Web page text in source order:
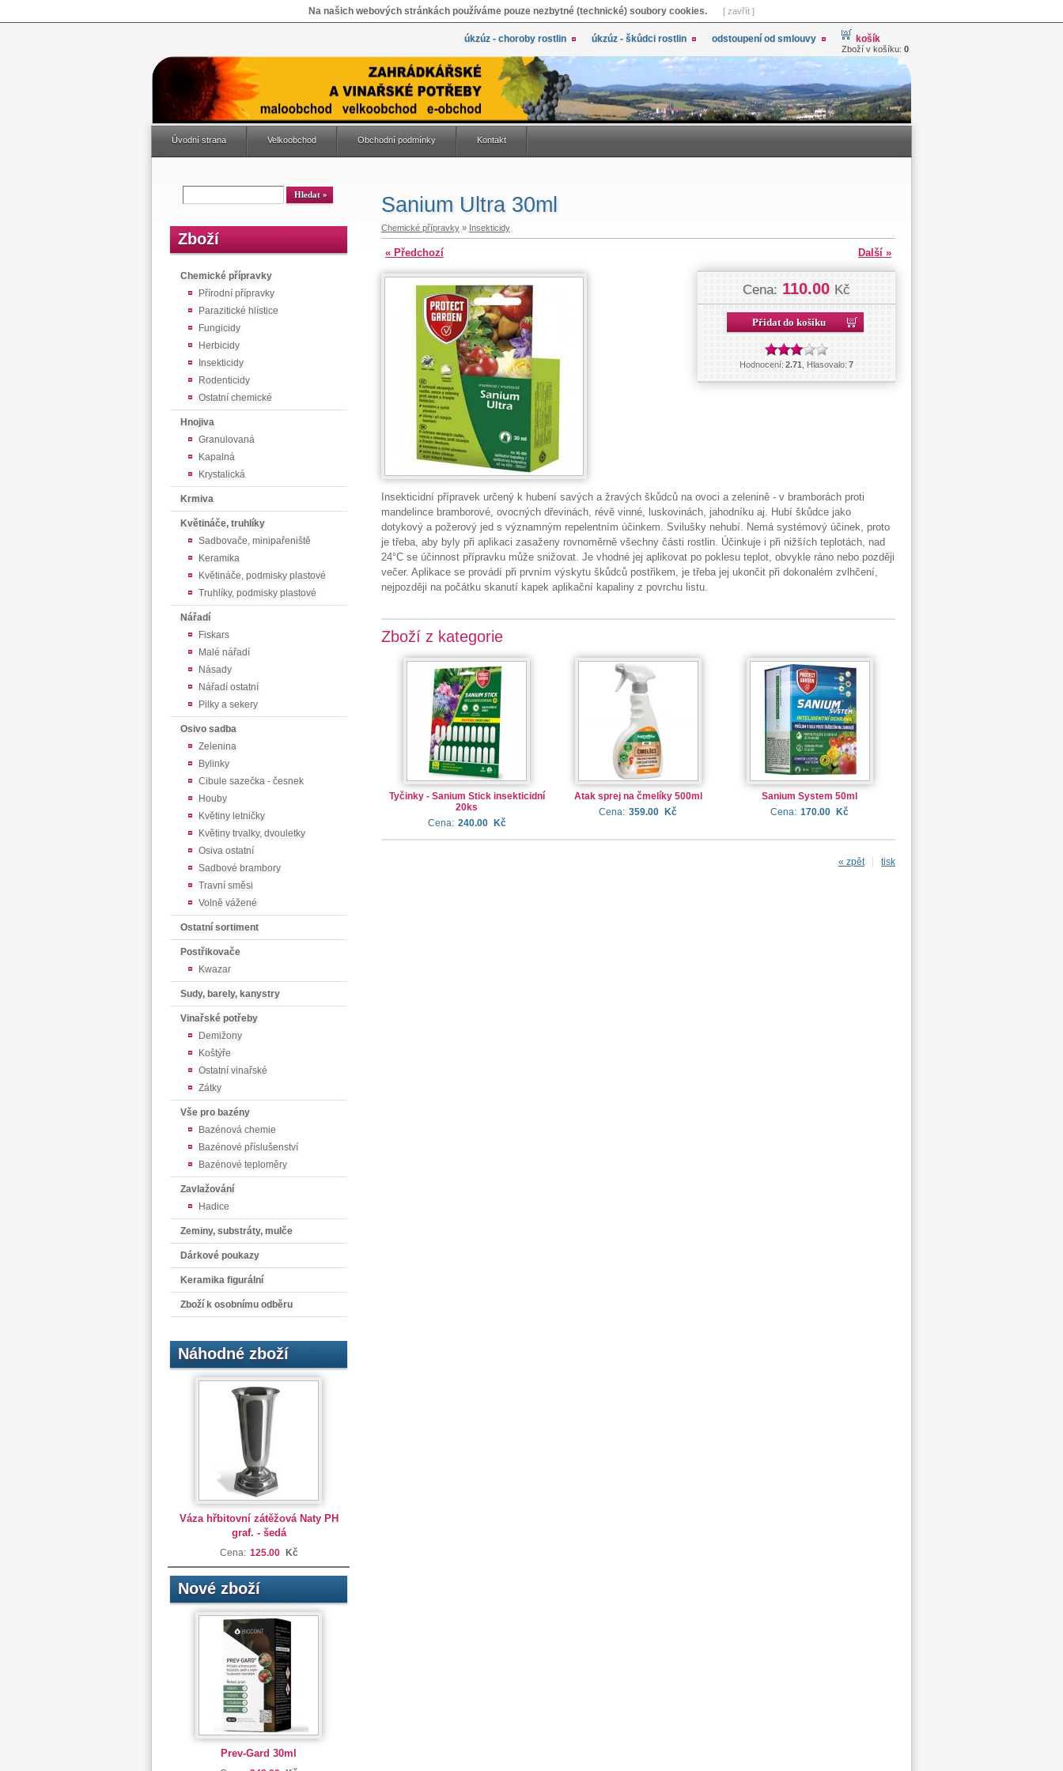
Na našich webových stránkách používáme pouze nezbytné (technické) soubory cookies. [ zavřít ]
úkzúz - choroby rostlin úkzúz - škůdci rostlin odstoupení od smlouvy košík
Zboží v košíku: 0
Úvodní strana Velkoobchod Obchodní podmínky Kontakt
Zboží
Chemické přípravky
Přírodní přípravky
Parazitické hlístice
Fungicidy
Herbicidy
Insekticidy
Rodenticidy
Ostatní chemické
Hnojiva
Granulovaná
Kapalná
Krystalická
Krmiva
Květináče, truhlíky
Sadbovače, minipařeniště
Keramika
Květináče, podmisky plastové
Truhlíky, podmisky plastové
Nářadí
Fiskars
Malé nářadí
Násady
Nářadí ostatní
Pilky a sekery
Osivo sadba
Zelenina
Bylinky
Cibule sazečka - česnek
Houby
Květiny letničky
Květiny trvalky, dvouletky
Osiva ostatní
Sadbové brambory
Travní směsi
Volně vážené
Ostatní sortiment
Postřikovače
Kwazar
Sudy, barely, kanystry
Vinařské potřeby
Demižony
Koštýře
Ostatní vinařské
Zátky
Vše pro bazény
Bazénová chemie
Bazénové příslušenství
Bazénové teploměry
Zavlažování
Hadice
Zeminy, substráty, mulče
Dárkové poukazy
Keramika figurální
Zboží k osobnímu odběru
Náhodné zboží
Váza hřbitovní zátěžová Naty PH
graf. - šedá
Cena: 125.00 Kč
Nové zboží
Prev-Gard 30ml
Sanium Ultra 30ml
Chemické přípravky » Insekticidy
« Předchozí Další »
Cena: 110.00 Kč
Hodnocení:2.71, Hlasovalo:7
Insekticidní přípravek určený k hubení savých a žravých škůdců na ovoci a zelenině - v bramborách proti
mandelince bramborové, ovocných dřevinách, révě vinné, luskovinách, jahodníku aj. Hubí škůdce jako
dotykový a požerový jed s významným repelentním účinkem. Svilušky nehubí. Nemá systémový účinek, proto
je třeba, aby byly při aplikaci zasaženy rovnoměrně všechny části rostlin. Účinkuje i při nižších teplotách, nad
24°C se účinnost přípravku může snižovat. Je vhodné jej aplikovat po poklesu teplot, obvykle ráno nebo později
večer. Aplikace se provádí při prvním výskytu škůdců postřikem, je třeba jej ukončit při dokonalém zvlhčení,
nejpozději na počátku skanutí kapek aplikační kapaliny z povrchu listu.
Zboží z kategorie
Tyčinky - Sanium Stick insekticidní
20ks
Cena: 240.00 Kč
Atak sprej na čmelíky 500ml
Cena: 359.00 Kč
Sanium System 50ml
Cena: 170.00 Kč
tisk
« zpět